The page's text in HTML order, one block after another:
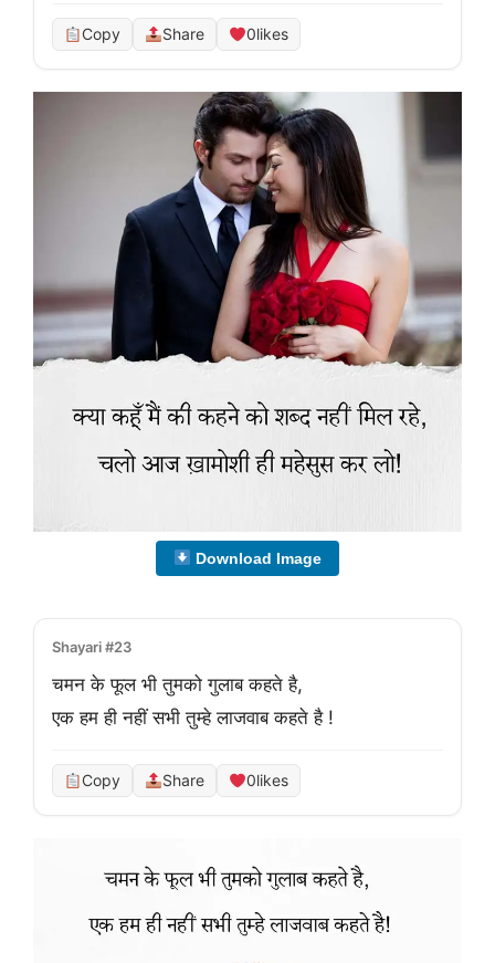
Copy Share 0likes
Download Image
Shayari #23
चमन के फूल भी तुमको गुलाब कहते है,
एक हम ही नहीं सभी तुम्हे लाजवाब कहते है !
Copy Share 0likes